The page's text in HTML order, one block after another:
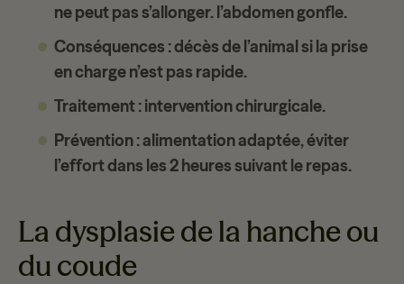
ne peut pas s’allonger. l’abdomen gonfle.
Conséquences : décès de l’animal si la prise
en charge n’est pas rapide.
Traitement: intervention chirurgicale.
Prévention: alimentation adaptée, éviter
l’effort dans les 2 heures suivant le repas.
La dysplasie de la hanche ou
du coude